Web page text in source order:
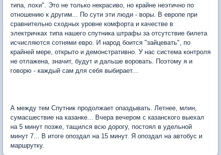
типа, лохи". Это не только некрасиво, но крайне неэтично по
отношению к другим... По сути эти люди - воры. В европе при
сравнительно сходных уровне комфорта и качестве в
электричках типа нашего спутника штрафы за отсутствие билета
исчисляются сотнями евро. И народ боится "зайцевать", по
крайней мере, открыто и демонстративно. У нас система контроля
не отлажена, значит, будут и дальше воровать. Поэтому я и
говорю - каждый сам для себя выбирает...
А между тем Спутник продолжает опаздывать. Летнее, млин,
сумасшествие на казанке... Вчера вечером с казанского выехал
на 5 минут позже, тащился всю дорогу, постоял в удельной
минут 7... В итоге опоздал на 15 минут. Я опоздал на автобус и
маршрутку.